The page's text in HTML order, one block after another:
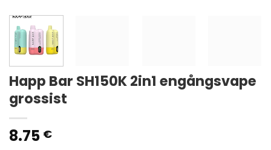
Happ Bar SH150K 2in1 engångsvape
grossist
8.75 €